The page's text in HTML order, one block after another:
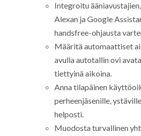
Integroitu
Alexan ja Google
handsfree-ohjausta
Määritä automaattiset
avulla autotallin ovi
tiettyinä aikoina.
Anna tilapäinen
perheenjäsenille,
helposti.
Muodosta turvallinen